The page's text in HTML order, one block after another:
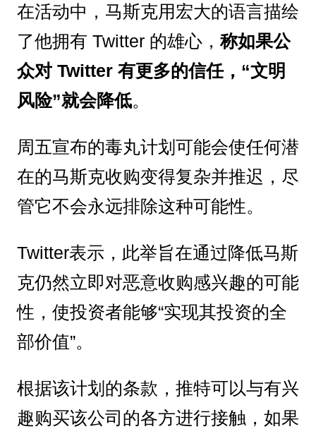
在活动中，马斯克用宏大的语言描绘
了他拥有 Twitter 的雄心， 称如果公
众对 Twitter 有更多的信任，“文明
风险”就会降低。
周五宣布的毒丸计划可能会使任何潜
在的马斯克收购变得复杂并推迟，尽
管它不会永远排除这种可能性。
Twitter表示，此举旨在通过降低马斯
克仍然立即对恶意收购感兴趣的可能
性，使投资者能够“实现其投资的全
部价值”。
根据该计划的条款，推特可以与有兴
趣购买该公司的各方进行接触，如果